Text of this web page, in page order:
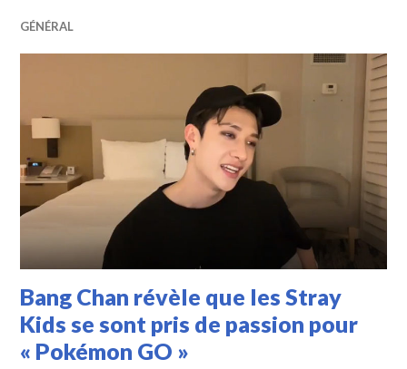
GÉNÉRAL
Bang Chan révèle que les Stray
Kids se sont pris de passion pour
« Pokémon GO »